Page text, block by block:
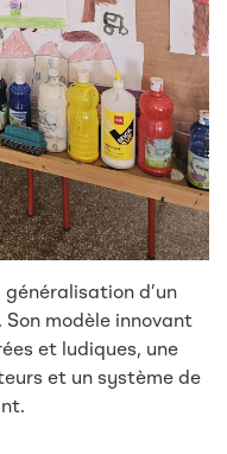
d’un
modèle innovant
et ludiques, une
et un système de